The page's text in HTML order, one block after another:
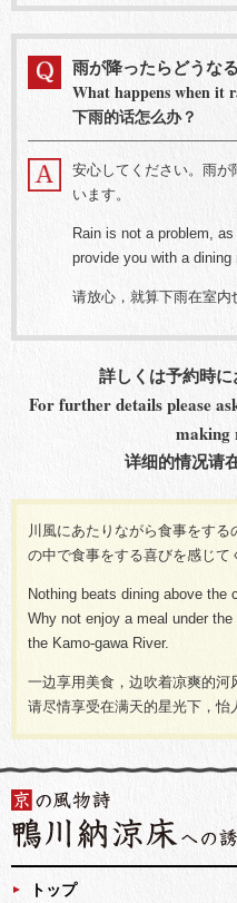
雨が降ったらどうな
What happens when it
下雨的话怎么办？
安心してください。雨
います。
Rain is not a problem, as
provide you with a dining
请放心，就算下雨在室内
詳しくは予約時
For further details please
making
详细的情况请
川風にあたりながら食事をす
の中で食事をする喜びを感じて
Nothing beats dining above the
Why not enjoy a meal under
the Kamo-gawa River.
一边享用美食，边吹着凉爽的河
请尽情享受在满天的星光下，怡
トップ